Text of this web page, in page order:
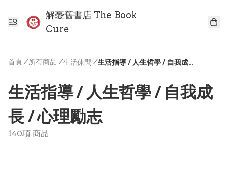
解憂舊書店 The Book
Cure
首頁/ 所有商品 /生活休閒 / 生活指導 / 人生哲學 / 自我成長 / 心理勵志
生活指導 / 人生哲學 / 自我成
長 / 心理勵志
140項 商品